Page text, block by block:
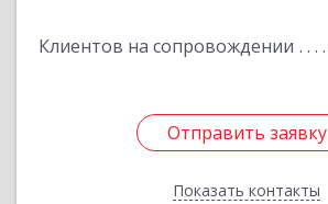
Клиентов на сопровождении
Отправить заявку
Показать контакты
Отправить заявку
Назад